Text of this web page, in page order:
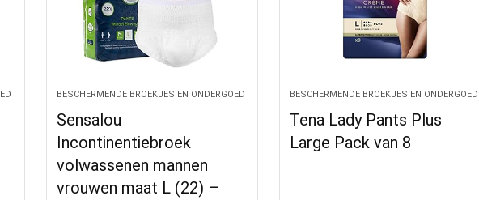
BESCHERMENDE BROEKJES EN ONDERGOED
Sensalou
Incontinentiebroek
volwassenen mannen
vrouwen maat L (22) –
BESCHERMENDE BROEKJES EN ONDERGOED
Tena Lady Pants Plus
Large Pack van 8